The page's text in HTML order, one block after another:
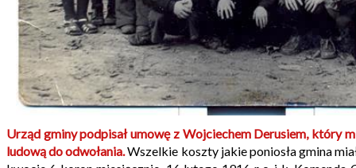
Urząd gminy podpisał umowę z Wojciechem Derusiem, który
ludową do odwołania.Wszelkie koszty jakie poniosła gmina